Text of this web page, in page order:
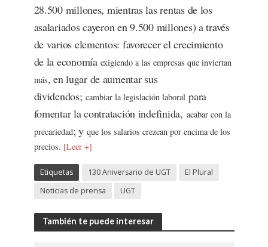
28.500 millones, mientras las rentas de los
asalariados cayeron en 9.500 millones) a través
de varios elementos: favorecer el crecimiento
de la economíaexigiendo a las empresas que inviertan
más, en lugar de aumentar sus
dividendos;cambiar la legislación laboralpara
fomentar la contratación indefinida, acabar con la
precariedad; yque los salarios crezcan por encima de los
precios. [Leer +]
Etiquetas 130 Aniversario de UGT
El Plural
Noticias de prensa
UGT
También te puede interesar